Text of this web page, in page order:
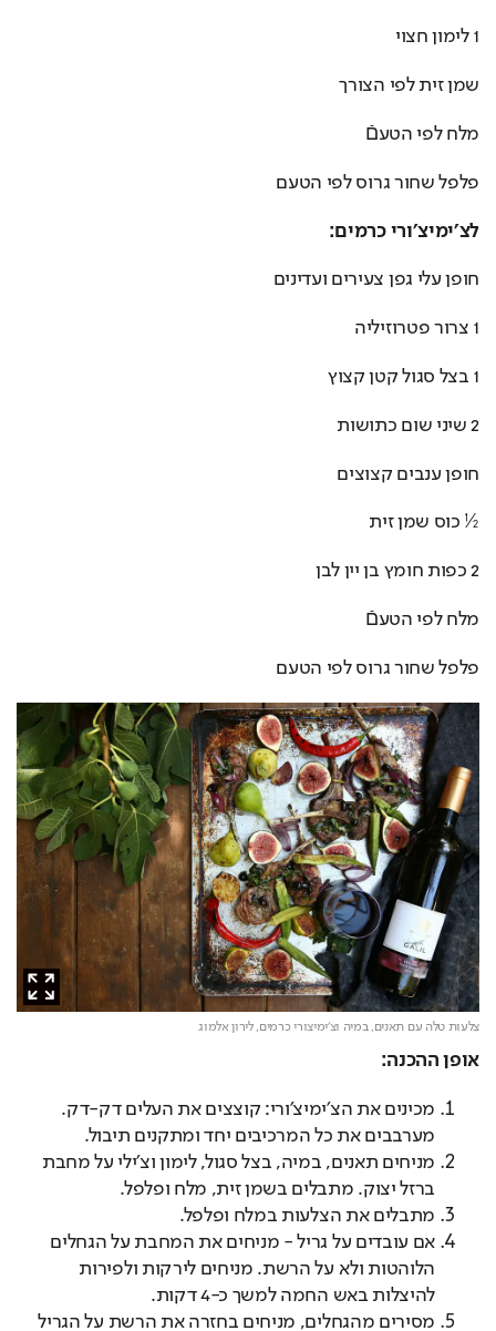
שמן זית לפי הצורך
מלח לפי הטעםֿ
פלפל שחור גרוס לפי הטעם
לצ׳ימיצ׳ורי כרמים:
חופן עלי גפן צעירים ועדינים
חופן ענבים קצוצים
½ כוס שמן זית
מלח לפי הטעםֿ
פלפל שחור גרוס לפי הטעם
צלעות טלה עם תאנים, במיה וצ׳ימיצורי כרמים,לירון אלמוג
אופן ההכנה:
מכינים את הצ׳ימיצ׳ורי: קוצצים את העלים דק-דק.
מערבבים את כל המרכיבים יחד ומתקנים תיבול.
מניחים תאנים, במיה, בצל סגול, לימון וצ׳ילי על מחבת
ברזל יצוק. מתבלים בשמן זית, מלח ופלפל.
מתבלים את הצלעות במלח ופלפל.
אם עובדים על גריל - מניחים את המחבת על הגחלים
הלוהטות ולא על הרשת. מניחים לירקות ולפירות
להיצלות באש החמה למשך כ-4 דקות.
מסירים מהגחלים, מניחים בחזרה את הרשת על הגריל